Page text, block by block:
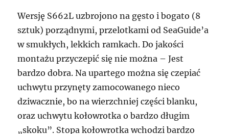
Wersję S662L uzbrojono na gęsto i bogato (8
sztuk) porządnymi, przelotkami od SeaGuide’a
w smukłych, lekkich ramkach. Do jakości
montażu przyczepić się nie można – Jest
bardzo dobra. Na upartego można się czepiać
uchwytu przynęty zamocowanego nieco
dziwacznie, bo na wierzchniej części blanku,
oraz uchwytu kołowrotka o bardzo długim
„skoku”. Stopa kołowrotka wchodzi bardzo